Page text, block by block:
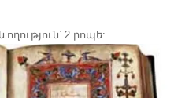
2 րոպե: